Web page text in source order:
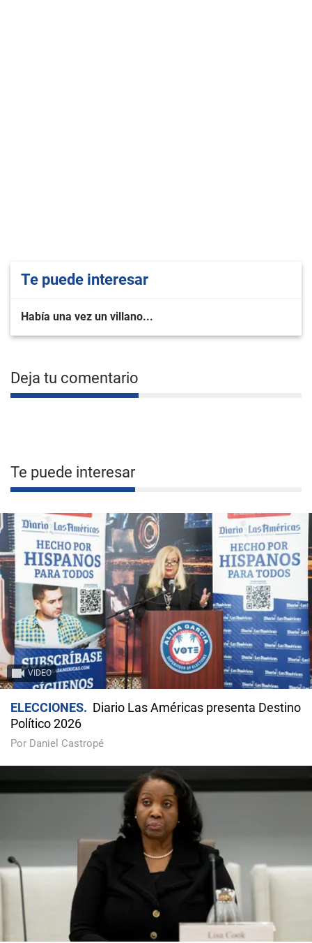
Te puede interesar
Había una vez un villano...
Deja tu comentario
Te puede interesar
VIDEO
ELECCIONES
Diario Las Américas presenta Destino
Político 2026
Por Daniel Castropé